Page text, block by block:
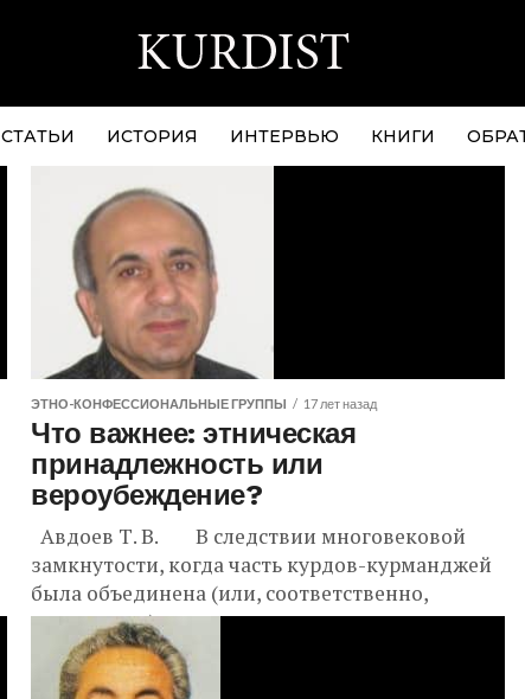
СТАТЬИ ИСТОРИЯ ИНТЕРВЬЮ КНИГИ
ЭТНО-КОНФЕССИОНАЛЬНЫЕ ГРУППЫ 17 лет назад
Что важнее: этническая
принадлежность или
вероубеждение?
Авдоев Т. В. В следствии многовековой
замкнутости, когда часть курдов-курманджей
была объединена (или, соответственно,
отъединена) этнорелигиозным учением,
отличным от мусульманства, принятого
большинством...